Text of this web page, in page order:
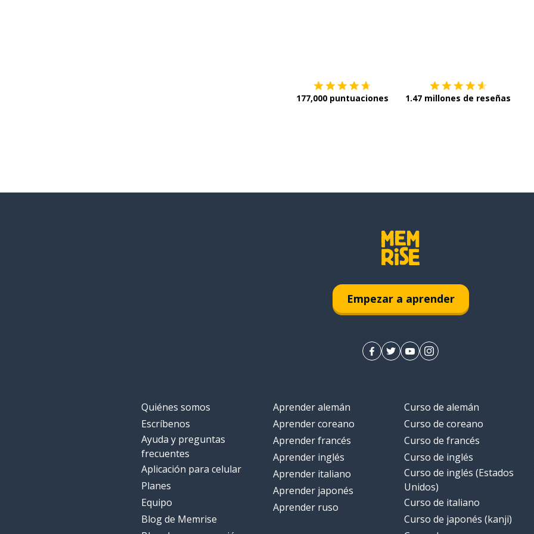
177,000 puntuaciones 1.47 millones de reseñas
Empezar a aprender
Quiénes somos
Escríbenos
Ayuda y preguntas
frecuentes
Aplicación para celular
Planes
Equipo
Blog de Memrise
Aprender alemán
Aprender coreano
Aprender francés
Aprender inglés
Aprender italiano
Aprender japonés
Aprender ruso
Curso de alemán
Curso de coreano
Curso de francés
Curso de inglés
Curso de inglés (Estados
Unidos)
Curso de italiano
Curso de japonés (kanji)